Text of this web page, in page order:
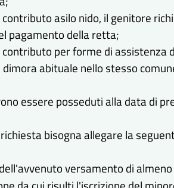
asilo nido, il genitore
pagamento della retta;
per forme di assistenza
abituale nello stesso
essere posseduti alla data di
bisogna allegare la
versamento di